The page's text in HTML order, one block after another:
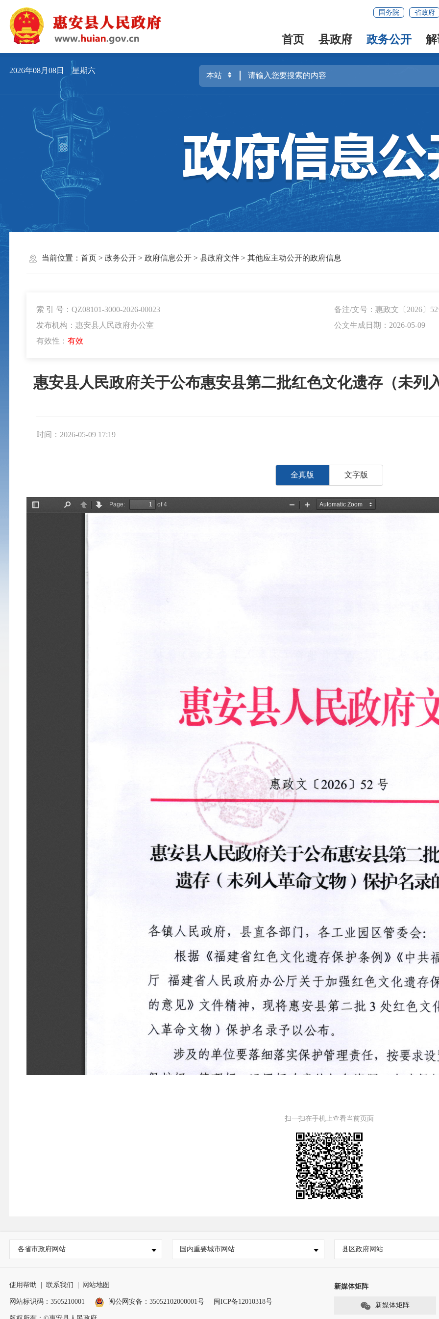
国务院 省政府
首页 县政府 政务公开
2026年08月08日 星期六
当前位置： 首页> 政务公开> 政府信息公开> 县政府文件> 其他应主动公开的政府信息
索 引 号：QZ08101-3000-2026-00023
备注/文号：惠政文〔2026〕
发布机构：惠安县人民政府办公室
公文生成日期：2026-05-09
有效性： 有效
惠安县人民政府关于公布惠安县第二批红色文化遗存（未列
时间：2026-05-09 17:19
全真版 文字版
扫一扫在手机上查看当前页面
各省市政府网站 国内重要城市网站 县区政府网站
使用帮助 联系我们 网站地图
网站标识码：3505210001 闽公网安备：35052102000001号 闽ICP备12010318号
新媒体矩阵
新媒体矩阵